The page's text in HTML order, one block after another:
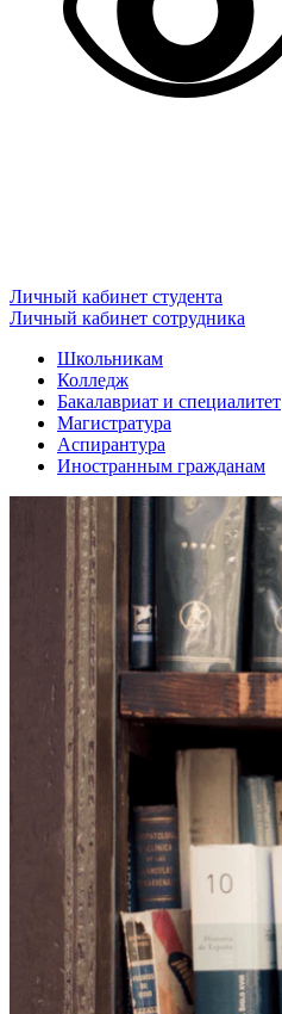
Личный кабинет студента
Личный кабинет сотрудника
Школьникам
Колледж
Бакалавриат и специалитет
Магистратура
Аспирантура
Иностранным гражданам